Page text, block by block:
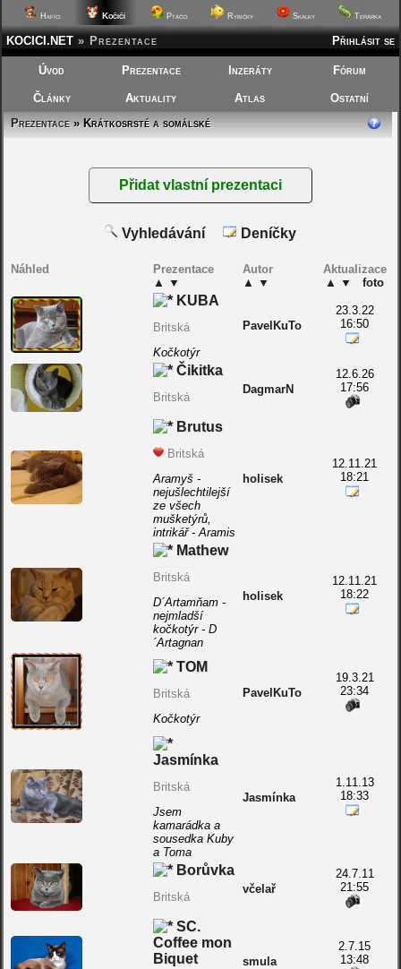
Hafíci Kočičí Ptáčci Rybičky Skalky Terárka
Přihlásit se
KOCICI.NET » Prezentace
Úvod Prezentace Inzeráty Fórum
Články Aktuality Atlas
Ostatní
Prezentace» Krátkosrsté a somálské
Vyhledávání Deníčky
Náhled
Prezentace
▲ ▼
Autor
▲ ▼
Aktualizace
▲ ▼ foto
KUBA
Britská
Kočkotýr
PavelKuTo
23.3.22
16:50
Čikitka
Britská
DagmarN
12.6.26
17:56
Brutus
Britská
Aramyš -
nejušlechtilejší
ze všech
mušketýrů,
intrikář - Aramis
holisek
12.11.21
18:21
Mathew
Britská
D´Artamňam -
nejmladší
kočkotýr - D
´Artagnan
holisek
12.11.21
18:22
TOM
Britská
Kočkotýr
PavelKuTo
19.3.21
23:34
Jasmínka
Britská
Jsem
kamarádka a
sousedka Kuby
a Toma
Jasmínka
1.11.13
18:33
Borůvka
Britská
včelař
24.7.11
21:55
SC.
Coffee mon
Biquet
smula
2.7.15
13:48